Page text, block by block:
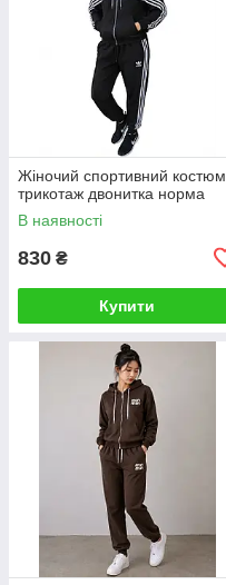
Жіночий спортивний костюм
трикотаж двонитка норма
В наявності
830 ₴
Купити